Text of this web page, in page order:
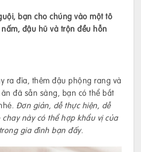
bạn cho chúng vào một tô
đậu hũ và trộn đều hỗn
ra đĩa, thêm đậu phộng rang và
đã sẵn sàng, bạn có thể bắt
Đơn giản, dễ thực hiện, dễ
này có thể hợp khẩu vị của
gia đình bạn đấy.